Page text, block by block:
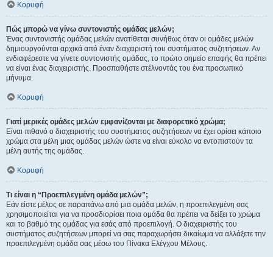
Κορυφή
Πώς μπορώ να γίνω συντονιστής ομάδας μελών;
Ένας συντονιστής ομάδας μελών ανατίθεται συνήθως όταν οι ομάδες μελών
δημιουργούνται αρχικά από έναν διαχειριστή του συστήματος συζητήσεων. Αν
ενδιαφέρεστε να γίνετε συντονιστής ομάδας, το πρώτο σημείο επαφής θα πρέπει
να είναι ένας διαχειριστής. Προσπαθήστε στέλνοντάς του ένα προσωπικό
μήνυμα.
Κορυφή
Γιατί μερικές ομάδες μελών εμφανίζονται με διαφορετικό χρώμα;
Είναι πιθανό ο διαχειριστής του συστήματος συζητήσεων να έχει ορίσει κάποιο
χρώμα στα μέλη μιας ομάδας μελών ώστε να είναι εύκολο να εντοπιστούν τα
μέλη αυτής της ομάδας.
Κορυφή
Τι είναι η “Προεπιλεγμένη ομάδα μελών”;
Εάν είστε μέλος σε παραπάνω από μια ομάδα μελών, η προεπιλεγμένη σας
χρησιμοποιείται για να προσδιορίσει ποια ομάδα θα πρέπει να δείξει το χρώμα
και το βαθμό της ομάδας για εσάς από προεπιλογή. Ο διαχειριστής του
συστήματος συζητήσεων μπορεί να σας παραχωρήσει δικαίωμα να αλλάξετε την
προεπιλεγμένη ομάδα σας μέσω του Πίνακα Ελέγχου Μέλους.